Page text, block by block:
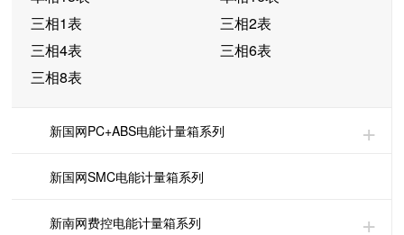
三相1表
三相2表
三相4表
三相6表
三相8表
新国网PC+ABS电能计量箱系列
新国网SMC电能计量箱系列
新南网费控电能计量箱系列